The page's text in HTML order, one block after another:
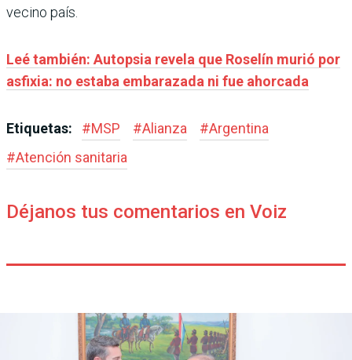
vecino país.
Leé también: Autopsia revela que Roselín murió por
asfixia: no estaba embarazada ni fue ahorcada
Etiquetas: #MSP #Alianza #Argentina
#Atención sanitaria
Déjanos tus comentarios en Voiz